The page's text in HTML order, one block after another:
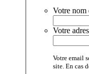
Votre email
site. En cas